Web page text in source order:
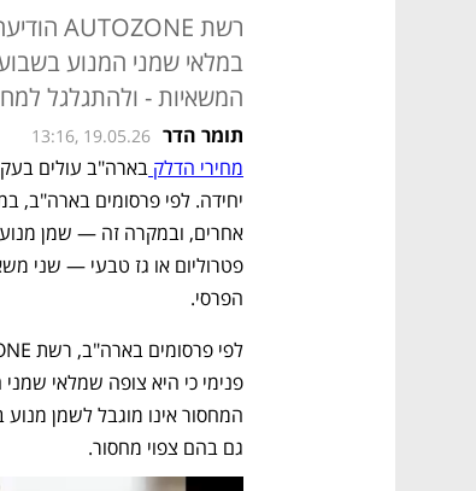
במלאי שמני המנוע
המשאיות - ולהתגלגל
תומר הדר 13:16, 19.05.26
מחירי הדלק בארה"ב עולים
הפרסי.
גם בהם צפוי מחסור.